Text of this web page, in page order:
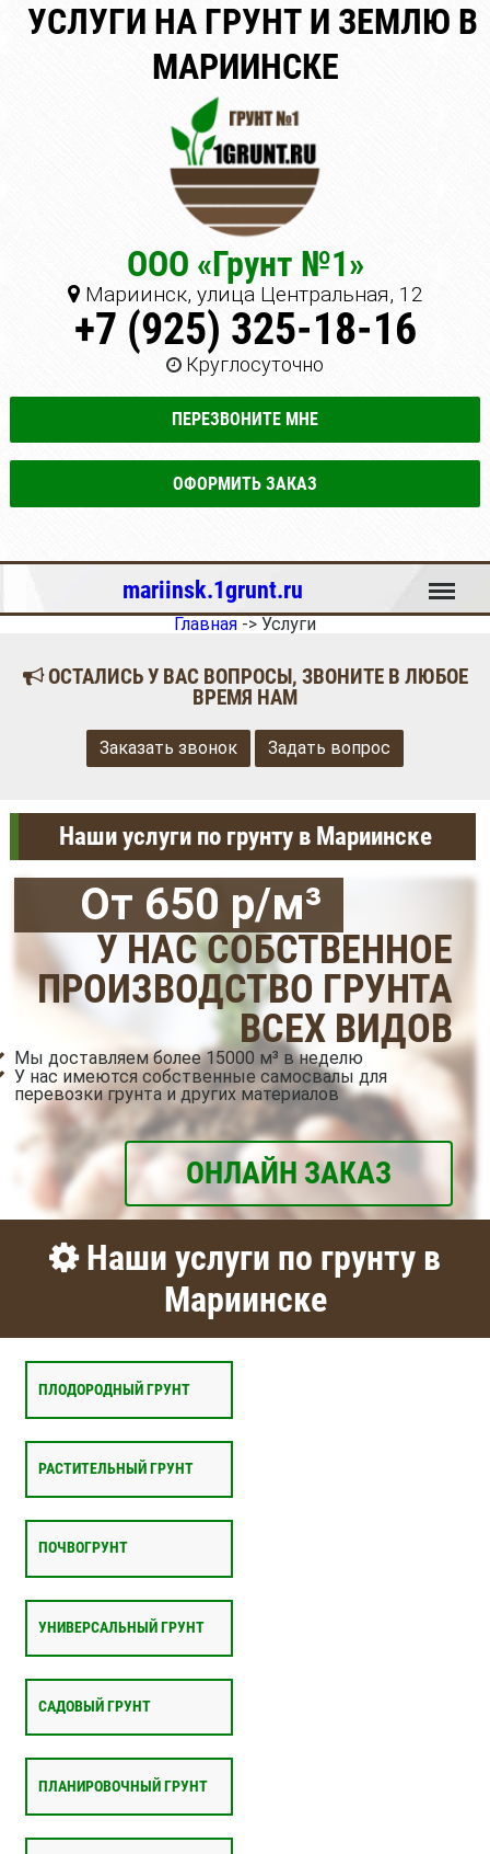
УСЛУГИ НА ГРУНТ И ЗЕМЛЮ В
МАРИИНСКЕ
ООО «Грунт №1»
Мариинск, улица Центральная, 12
+7 (925) 325-18-16
Круглосуточно
ПЕРЕЗВОНИТЕ МНЕ
ОФОРМИТЬ ЗАКАЗ
mariinsk.1grunt.ru Меню
Главная -> Услуги
ОСТАЛИСЬ У ВАС ВОПРОСЫ, ЗВОНИТЕ В ЛЮБОЕ
ВРЕМЯ НАМ
Заказать звонок Задать вопрос
Наши услуги по грунту в Мариинске
От 650 р/м³
У НАС СОБСТВЕННОЕ
ПРОИЗВОДСТВО ГРУНТА
ВСЕХ ВИДОВ
Мы доставляем более 15000 м³ в неделю
У нас имеются собственные самосвалы для
перевозки грунта и других материалов
ОНЛАЙН ЗАКАЗ
Наши услуги по грунту в
Мариинске
ПЛОДОРОДНЫЙ ГРУНТ
РАСТИТЕЛЬНЫЙ ГРУНТ
ПОЧВОГРУНТ
УНИВЕРСАЛЬНЫЙ ГРУНТ
САДОВЫЙ ГРУНТ
ПЛАНИРОВОЧНЫЙ ГРУНТ